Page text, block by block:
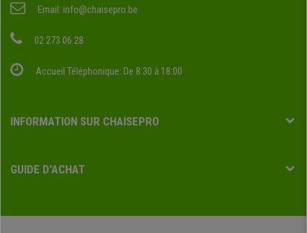
Email: info@chaisepro.be
02 273 06 28
Accueil Téléphonique: De 8:30 à 18:00
INFORMATION SUR CHAISEPRO
GUIDE D'ACHAT